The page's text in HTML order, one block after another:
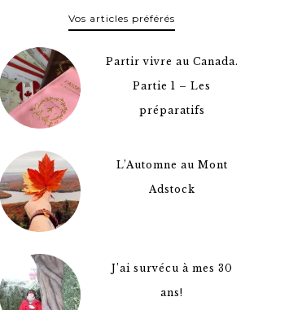
Vos articles préférés
Partir vivre au Canada.
Partie 1 – Les
préparatifs
L’Automne au Mont
Adstock
J’ai survécu à mes 30
ans!